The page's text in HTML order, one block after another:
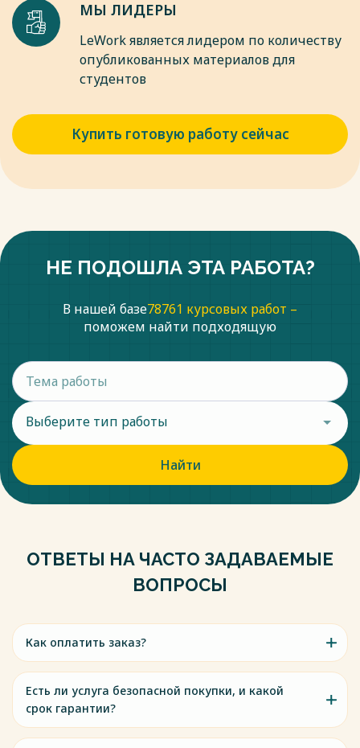
МЫ ЛИДЕРЫ
LeWork является лидером по количеству
опубликованных материалов для
студентов
Купить готовую работу сейчас
НЕ ПОДОШЛА ЭТА РАБОТА?
В нашей базе78761 курсовых работ –
поможем найти подходящую
Выберите тип работы
Найти
ОТВЕТЫ НА ЧАСТО ЗАДАВАЕМЫЕ
ВОПРОСЫ
Как оплатить заказ?
Есть ли услуга безопасной покупки, и какой
срок гарантии?